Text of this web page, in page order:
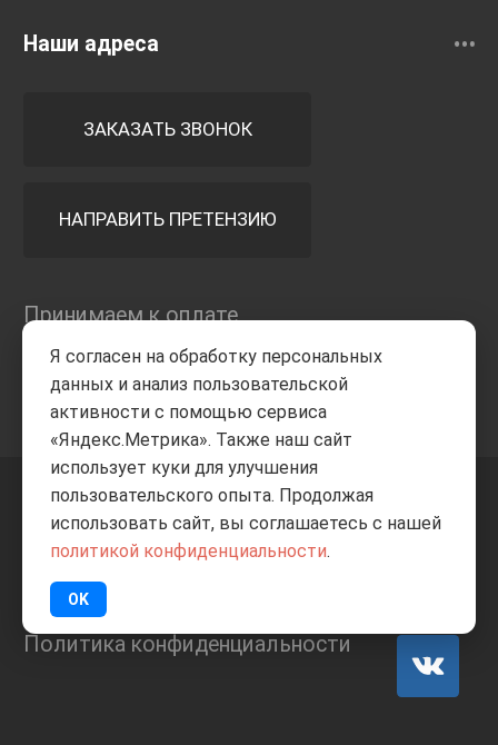
Наши адреса
ЗАКАЗАТЬ ЗВОНОК
НАПРАВИТЬ ПРЕТЕНЗИЮ
Принимаем к оплате
+7 8332205-805 ВВЕРХ
ИП Баранов А.С. 2026
Политика конфиденциальности
Я согласен на обработку персональных
данных и анализ пользовательской
активности с помощью сервиса
«Яндекс.Метрика». Также наш сайт
использует куки для улучшения
пользовательского опыта. Продолжая
использовать сайт, вы соглашаетесь с нашей
политикой конфиденциальности.
OK